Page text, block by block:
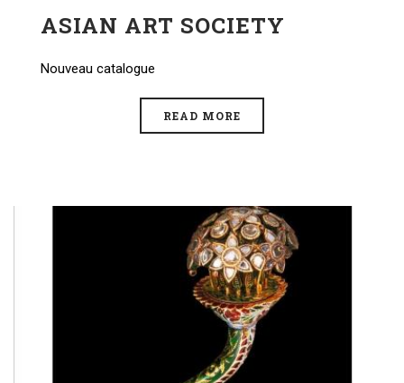
ASIAN ART SOCIETY
Nouveau catalogue
READ MORE